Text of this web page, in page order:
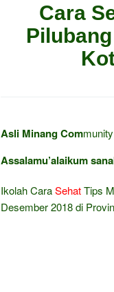
Cara
Asli Minang Community
Assalamu’alaikum
Ikolah CaraSehatTips
Desember 2018 di